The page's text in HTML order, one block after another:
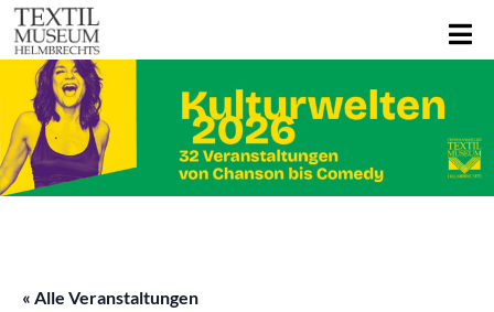
« Alle Veranstaltungen